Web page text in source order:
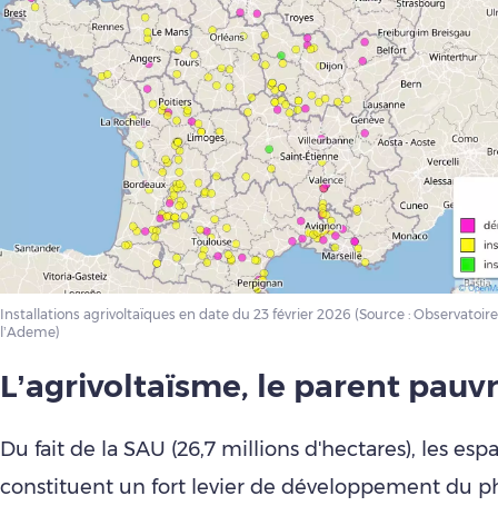
Installations agrivoltaïques en date du 23 février 2026 (Source :
l’Ademe)
L’agrivoltaïsme, le parent
Du fait de la SAU (26,7 millions d'hectares), les
constituent un fort levier de développement du